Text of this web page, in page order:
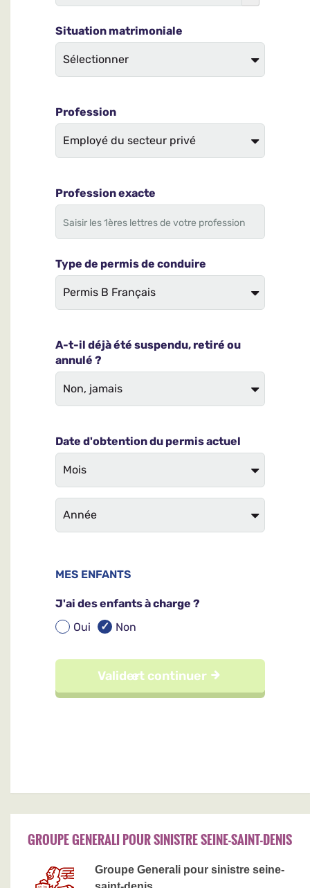
GROUPE GENERALI POUR SINISTRE SEINE-SAINT-DENIS
Groupe Generali pour sinistre seine-